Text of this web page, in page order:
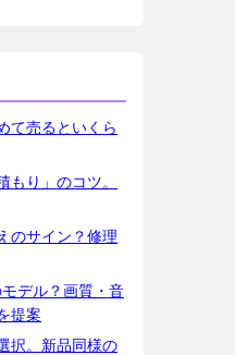
て売るといくら
り」のコツ。
のサイン？修理
デル？画質・音
提案
択。新品同様の